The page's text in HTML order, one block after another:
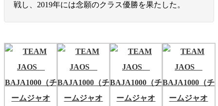
戦し、2019年には念願のクラス優勝を果たした。